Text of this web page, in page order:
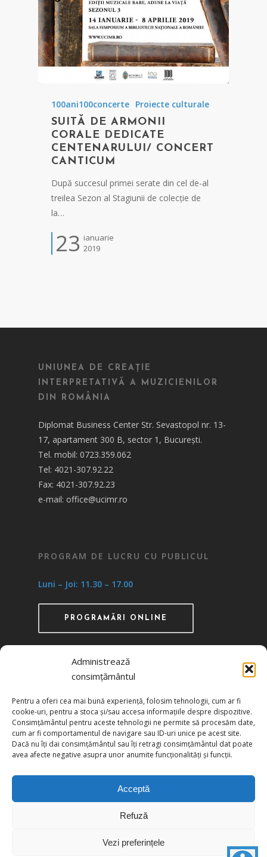
Administrează
consimțământul
Pentru a oferi cea mai bună experiență, folosim tehnologii, cum ar fi
cookie-uri, pentru a stoca și/sau accesa informațiile despre dispozitive.
Consimțământul pentru aceste tehnologii ne permite să procesăm date,
cum ar fi comportamentul de navigare sau ID-uri unice pe acest site.
Dacă nu îți dai consimțământul sau îți retragi consimțământul dat poate
avea afecte negative asupra unor anumite funcționalități și funcții.
Acceptă
Refuză
Vezi preferințele
100ani100concerte Proiecte culturale
SUITĂ DE ARMONII
CORALE DEDICATE
CENTENARULUI/ CONCERT
CANTICUM
După succesul primei serate din cel de-al
treilea Sezon al Stagiunii de colecție de
la…
23 ianuarie
2019
UNIUNEA DE CREAȚIE
INTERPRETATIVĂ A MUZICIENILOR
DIN ROMÂNIA
Diplomat Business Center Str. Sevastopol nr. 13-
17, apartament 300 B, sector 1, București.
Tel. mobil: 0723.359.062
Tel: 4021-307.92.22
Fax: 4021-307.92.23
e-mail: office@ucimr.ro
PROGRAM DE LUCRU CU PUBLICUL
Luni – Joi: 11.30 – 17.00
PROGRAMĂRI ONLINE
prin HG 1242/29.11.2000 publicată în MO nr.
634/06.12.2000
Politica de confidențialitate
Politica de cookies
© 2026 UCIMR. All Rights Reserved.